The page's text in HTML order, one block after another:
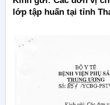
lớp tập huấn tại tỉnh